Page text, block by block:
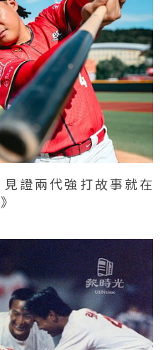
證兩代強打故事就在